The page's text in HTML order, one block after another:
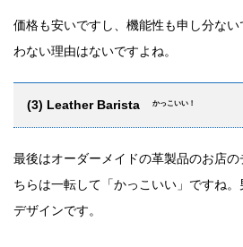
価格も安いですし、機能性も申し分な
わない理由はないですよね。
(3) Leather Barista かっこいい！
最後はオーダーメイドの革製品のお店の
ちらは一転して「かっこいい」ですね
デザインです。